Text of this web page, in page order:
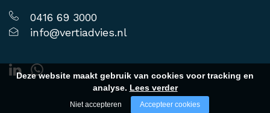
0416 69 3000
info@vertiadvies.nl
Deze website maakt gebruik van cookies voor tracking en
analyse. Lees verder
Niet accepteren Accepteer cookies